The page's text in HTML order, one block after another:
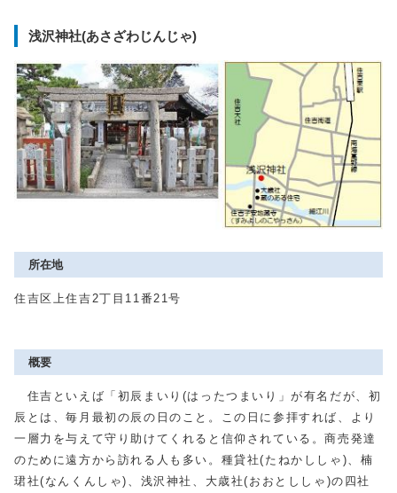
浅沢神社(あさざわじんじゃ)
所在地
住吉区上住吉2丁目11番21号
概要
住吉といえば「初辰まいり(はったつまいり」が有名だが、初
辰とは、毎月最初の辰の日のこと。この日に参拝すれば、より
一層力を与えて守り助けてくれると信仰されている。商売発達
のために遠方から訪れる人も多い。種貸社(たねかししゃ)、楠
珺社(なんくんしゃ)、浅沢神社、大歳社(おおとししゃ)の四社